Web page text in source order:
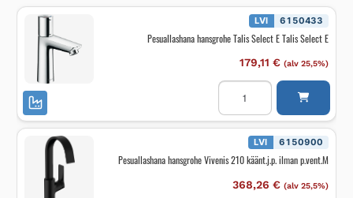
LVI 6150433
Pesuallashana hansgrohe Talis Select E Talis Select E
179,11 € (alv 25,5%)
Pesuallashana
hansgrohe
Select
E
Select
E
LVI 6150900
Pesuallashana hansgrohe Vivenis 210 käänt.j.p. ilman p.vent.M
368,26 € (alv 25,5%)